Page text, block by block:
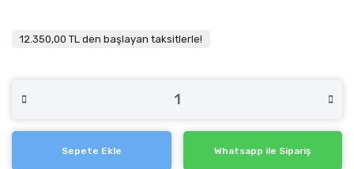
12.350,00 TL den başlayan taksitlerle!
Sepete Ekle Whatsapp ile Sipariş